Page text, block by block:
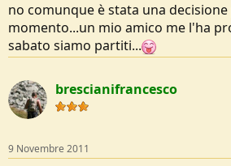
no comunque è stata una
momento...un mio amico me l'ha
sabato siamo partiti...
brescianifrancesco
9 Novembre 2011